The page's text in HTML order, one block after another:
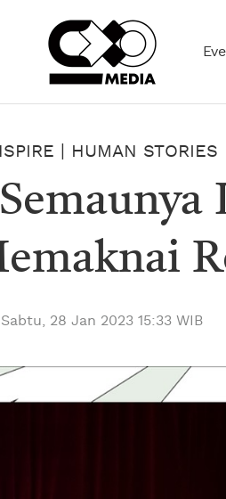
HUMAN STORIES
Sabtu, 28 Jan 2023 15:33 WIB